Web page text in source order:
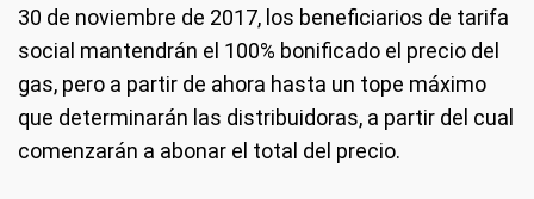
30 de noviembre de 2017, los beneficiarios de tarifa
social mantendrán el 100% bonificado el precio del
gas, pero a partir de ahora hasta un tope máximo
que determinarán las distribuidoras, a partir del cual
comenzarán a abonar el total del precio.